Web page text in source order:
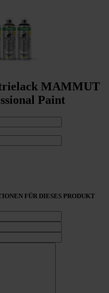
MAMMUT
Paint
FÜR DIESES PRODUKT